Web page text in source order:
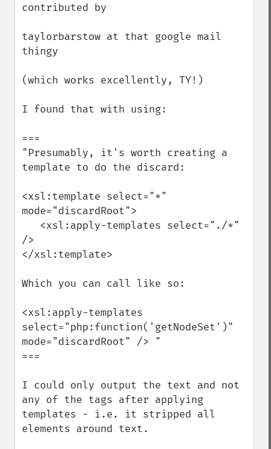
contributed by
taylorbarstow at that google mail
thingy
(which works excellently, TY!)
I found that with using:
===
"Presumably, it's worth creating a
template to do the discard:
<xsl:template select="*"
mode="discardRoot">
/>
</xsl:template>
Which you can call like so:
<xsl:apply-templates
select="php:function('getNodeSet')"
mode="discardRoot" /> "
===
I could only output the text and not
any of the tags after applying
templates - i.e. it stripped all
elements around text.